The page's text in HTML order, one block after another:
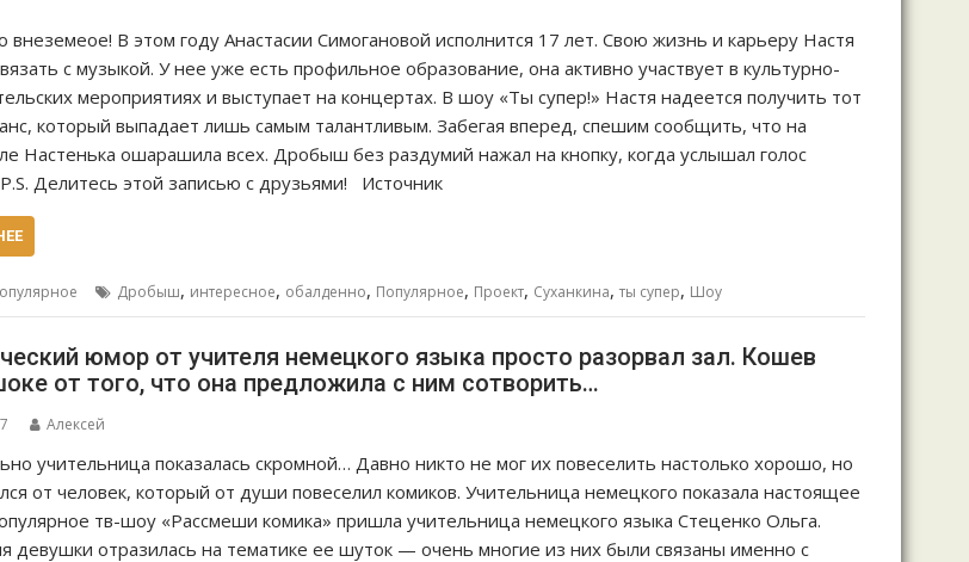
внеземеое! В этом году Анастасии Симогановой исполнится 17 лет. Свою жизнь и карьеру Настя
с музыкой. У нее уже есть профильное образование, она активно участвует в культурно-
мероприятиях и выступает на концертах. В шоу «Ты супер!» Настя надеется получить тот
который выпадает лишь самым талантливым. Забегая вперед, спешим сообщить, что на
Настенька ошарашила всех. Дробыш без раздумий нажал на кнопку, когда услышал голос
Делитесь этой записью с друзьями! Источник
Дробыш, интересное, обалденно, Популярное, Проект, Суханкина,ты супер, Шоу
юмор от учителя немецкого языка просто разорвал зал. Кошев
от того, что она предложила с ним сотворить…
Алексей
учительница показалась скромной… Давно никто не мог их повеселить настолько хорошо, но
от человек, который от души повеселил комиков. Учительница немецкого показала настоящее
тв-шоу «Рассмеши комика» пришла учительница немецкого языка Стеценко Ольга.
девушки отразилась на тематике ее шуток — очень многие из них были связаны именно с